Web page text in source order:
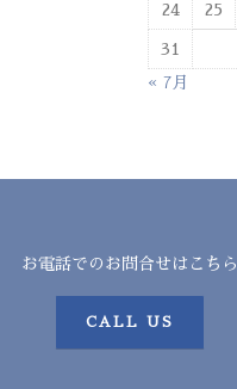
24 25
31
« 7月
お電話でのお問合せはこちら
CALL US